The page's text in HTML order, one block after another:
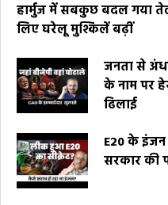
हार्मुज में सबकुछ बदल गया
लिए घरेलू मुश्किलें बढ़ीं
जनता से
के नाम पर
ढिलाई
E20 के
सरकार की